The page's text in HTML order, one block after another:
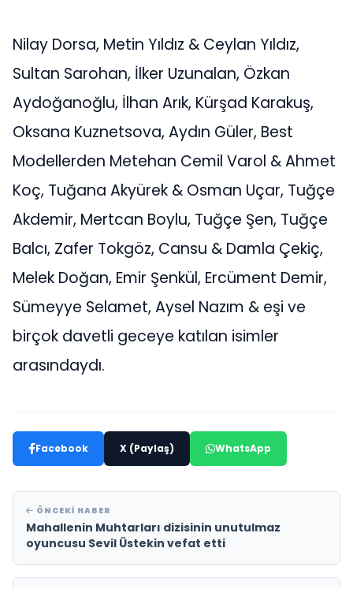
Nilay Dorsa, Metin Yıldız & Ceylan Yıldız,
Sultan Sarohan, İlker Uzunalan, Özkan
Aydoğanoğlu, İlhan Arık, Kürşad Karakuş,
Oksana Kuznetsova, Aydın Güler, Best
Modellerden Metehan Cemil Varol & Ahmet
Koç, Tuğana Akyürek & Osman Uçar, Tuğçe
Akdemir, Mertcan Boylu, Tuğçe Şen, Tuğçe
Balcı, Zafer Tokgöz, Cansu & Damla Çekiç,
Melek Doğan, Emir Şenkül, Ercüment Demir,
Sümeyye Selamet, Aysel Nazım & eşi ve
birçok davetli geceye katılan isimler
arasındaydı.
Facebook X (Paylaş) WhatsApp
ÖNCEKI HABER
Mahallenin Muhtarları dizisinin unutulmaz
oyuncusu Sevil Üstekin vefat etti